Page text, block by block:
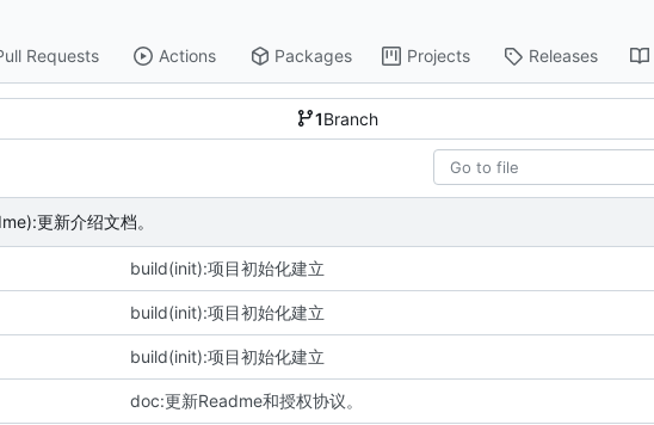
Requests Actions Packages Projects Releases
1Branch
更新介绍文档。
build(init):项目初始化建立
build(init):项目初始化建立
build(init):项目初始化建立
doc:更新Readme和授权协议。